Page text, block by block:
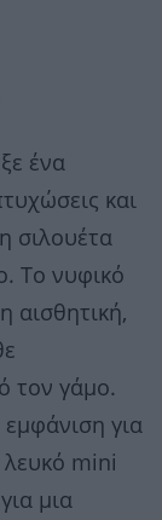
ένα
και
σιλουέτα
Το νυφικό
αισθητική,
τον γάμο.
για
λευκό mini
μια